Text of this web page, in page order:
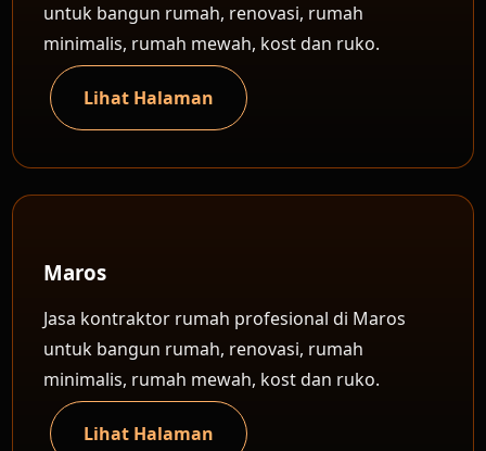
untuk bangun rumah, renovasi, rumah
minimalis, rumah mewah, kost dan ruko.
Lihat Halaman
Maros
Jasa kontraktor rumah profesional di Maros
untuk bangun rumah, renovasi, rumah
minimalis, rumah mewah, kost dan ruko.
Lihat Halaman